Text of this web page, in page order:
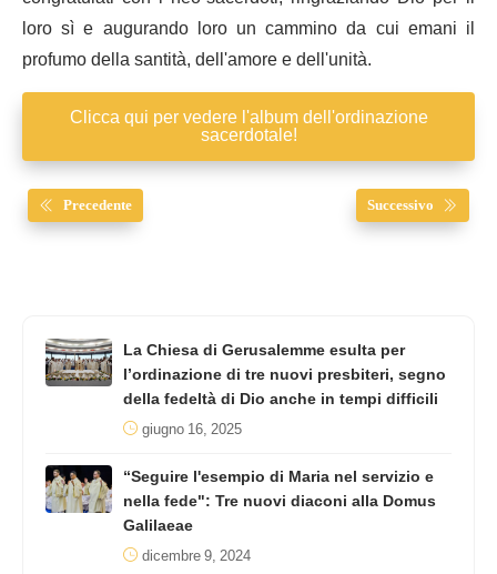
loro sì e augurando loro un cammino da cui emani il
profumo della santità, dell'amore e dell'unità.
Clicca qui per vedere l'album dell'ordinazione
sacerdotale!
Precedente Successivo
La Chiesa di Gerusalemme esulta per
l’ordinazione di tre nuovi presbiteri, segno
della fedeltà di Dio anche in tempi difficili
giugno 16, 2025
“Seguire l'esempio di Maria nel servizio e
nella fede": Tre nuovi diaconi alla Domus
Galilaeae
dicembre 9, 2024